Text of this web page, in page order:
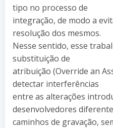
tipo no processo de
integração, de modo a
resolução dos mesmos.
Nesse sentido, esse
substituição de
atribuição (Override an
detectar interferências
entre as alterações
desenvolvedores
caminhos de gravação,